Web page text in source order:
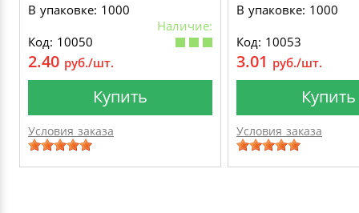
В упаковке: 1000
Наличие:
Код: 10050
2.40 руб./шт.
Купить
Условия заказа
В упаковке: 1000
Код: 10053
3.01 руб./шт.
Купить
Условия заказа